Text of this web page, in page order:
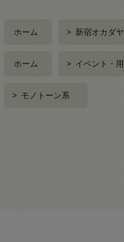
ホーム > 新宿オカダヤ
ホーム > イベント・
> モノトーン系